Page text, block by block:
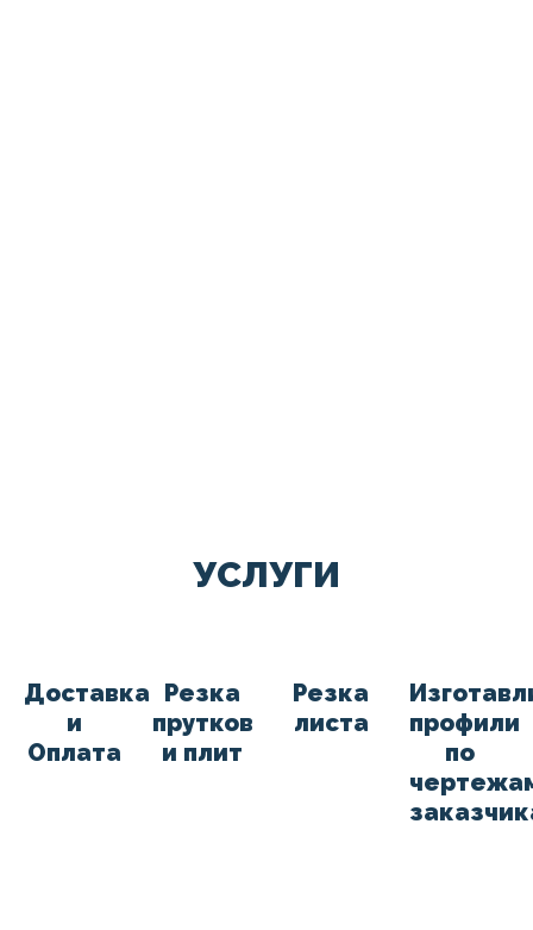
УСЛУГИ
Доставка
и
Оплата
Резка
прутков
и плит
Резка
листа
профили
по